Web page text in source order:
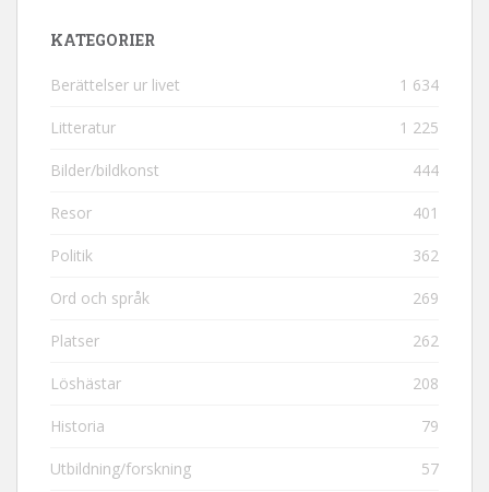
KATEGORIER
Berättelser ur livet 1 634
Litteratur 1 225
Bilder/bildkonst 444
Resor 401
Politik 362
Ord och språk 269
Platser 262
Löshästar 208
Historia 79
Utbildning/forskning 57